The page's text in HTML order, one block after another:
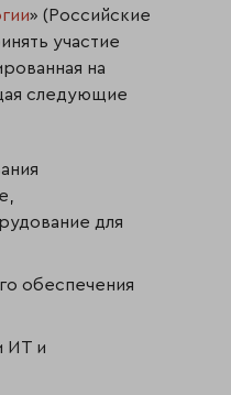
» (Российские
участие
на
следующие
для
обеспечения
ИТ и